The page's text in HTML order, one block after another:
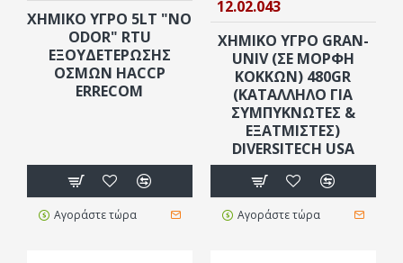
ΧΗΜΙΚΟ ΥΓΡΟ 5LT "NO
ODOR" RTU
ΕΞΟΥΔΕΤΈΡΩΣΗΣ
ΟΣΜΏΝ HACCP
ERRECOM
Αγοράστε τώρα
12.02.043
ΧΗΜΙΚΟ ΥΓΡΟ GRAN-
UNIV (ΣΕ ΜΟΡΦΉ
ΚΌΚΚΩΝ) 480GR
(ΚΑΤΆΛΛΗΛΟ ΓΙΑ
ΣΥΜΠΥΚΝΩΤΈΣ &
ΕΞΑΤΜΙΣΤΈΣ)
DIVERSITECH USA
Αγοράστε τώρα